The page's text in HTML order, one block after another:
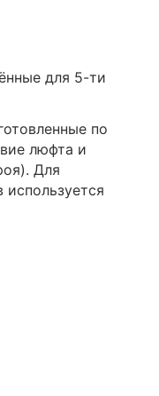
для 5-ти
по
люфта и
Для